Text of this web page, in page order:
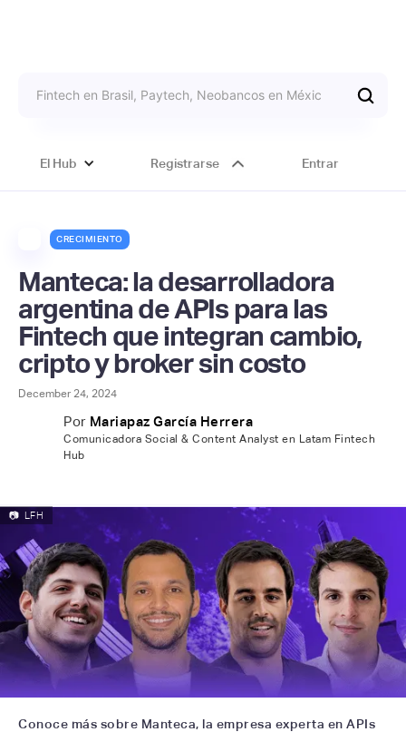
El Hub Registrarse Entrar
CRECIMIENTO
Manteca: la desarrolladora
argentina de APIs para las
Fintech que integran cambio,
cripto y broker sin costo
December 24, 2024
Por Mariapaz García Herrera
Comunicadora Social & Content Analyst en Latam Fintech
Hub
📷 LFH
Conoce más sobre Manteca, la empresa experta en APIs